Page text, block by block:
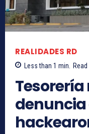
REALIDADES RD
Less than 1 min. Read